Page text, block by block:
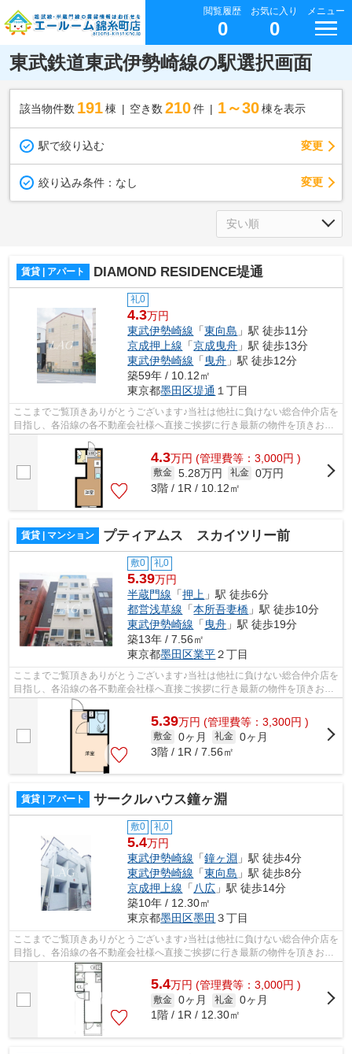
閲覧履歴
0
お気に入り
0
メニュー
東武鉄道東武伊勢崎線の駅選択画面
該当物件数 191棟 空き数 210 件 1～30 棟を表示
駅で絞り込む 変更
絞り込み条件： なし 変更
賃貸 | アパート DIAMOND RESIDENCE堤通
礼0
4.3万円
東武伊勢崎線 「東向島 」駅 徒歩11分
京成押上線 「京成曳舟 」駅 徒歩13分
東武伊勢崎線 「 曳舟 」駅 徒歩12分
築59年 / 10.12㎡
東京都墨田区堤通 １丁目
ここまでご覧頂きありがとうございます♪当社は他社に負けない総合仲介店を
目指し、各沿線の各不動産会社様へ直接ご挨拶に行き最新の物件を頂きお客
4.3万円 (管理費等：3,000円 )
敷金 5.28万円 礼金 0万円
3階 / 1R / 10.12㎡
賃貸 | マンション プティアムス スカイツリー前
敷0 礼0
5.39万円
半蔵門線 「押上 」駅 徒歩6分
都営浅草線 「本所吾妻橋 」駅 徒歩10分
東武伊勢崎線 「 曳舟 」駅 徒歩19分
築13年 / 7.56㎡
東京都墨田区業平２丁目
ここまでご覧頂きありがとうございます♪当社は他社に負けない総合仲介店を
目指し、各沿線の各不動産会社様へ直接ご挨拶に行き最新の物件を頂きお客
様へ提供しております！最新の情報は...
5.39万円 (管理費等：3,300円 )
敷金 0ヶ月 礼金 0ヶ月
3階 / 1R / 7.56㎡
賃貸 | アパート サークルハウス鐘ヶ淵
敷0 礼0
5.4万円
東武伊勢崎線 「鐘ヶ淵 」駅 徒歩4分
東武伊勢崎線 「東向島 」駅 徒歩8分
京成押上線 「 八広 」駅 徒歩14分
築10年 / 12.30㎡
東京都墨田区墨田 ３丁目
ここまでご覧頂きありがとうございます♪当社は他社に負けない総合仲介店を
目指し、各沿線の各不動産会社様へ直接ご挨拶に行き最新の物件を頂きお客
様へ提供しております！最新の情報は...
5.4万円 (管理費等：3,000円 )
敷金 0ヶ月 礼金 0ヶ月
1階 / 1R / 12.30㎡